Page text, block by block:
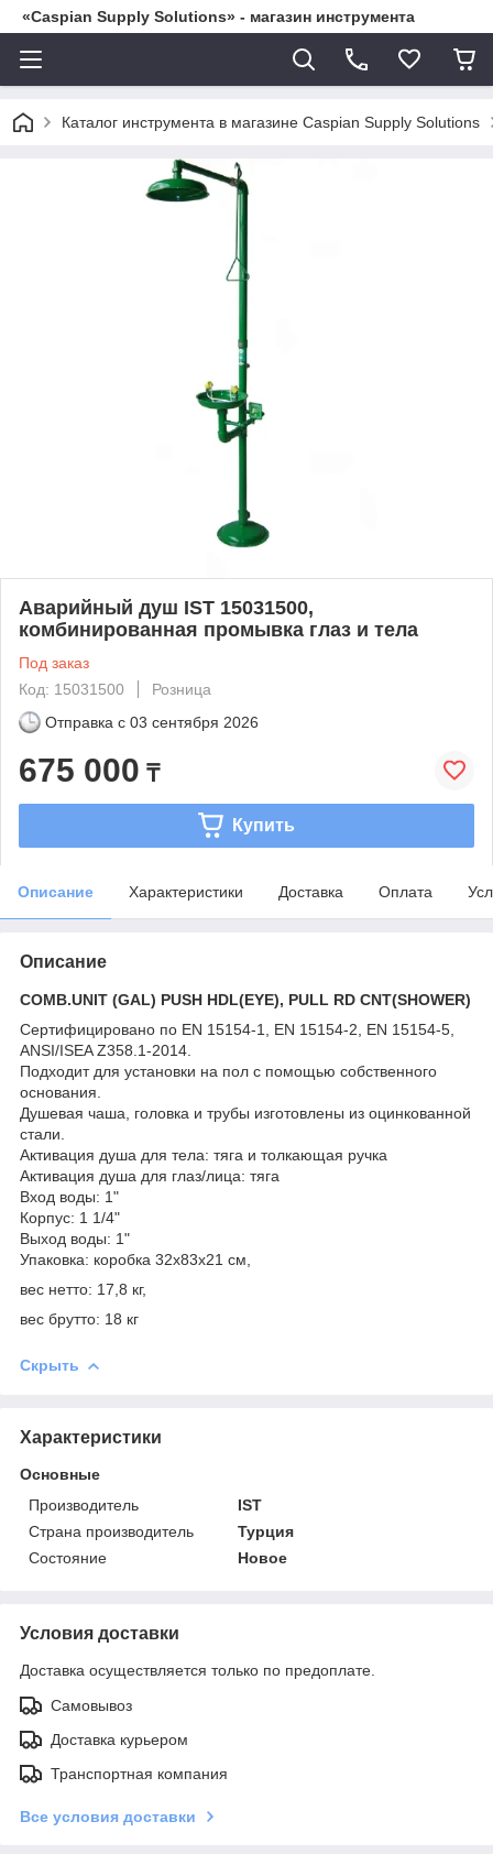
«Caspian Supply Solutions» - магазин инструмента
Каталог инструмента в магазине Caspian Supply Solutions
Аварийный душ IST 15031500,
комбинированная промывка глаз и тела
Под заказ
Код: 15031500
Розница
Отправка с 03 сентября 2026
675 000 ₸
Купить
Описание Характеристики Доставка Оплата
Описание
COMB.UNIT (GAL) PUSH HDL(EYE), PULL RD CNT(SHOWER)
Сертифицировано по EN 15154-1, EN 15154-2, EN 15154-5,
ANSI/ISEA Z358.1-2014.
Подходит для установки на пол с помощью собственного
основания.
Душевая чаша, головка и трубы изготовлены из оцинкованной
стали.
Активация душа для тела: тяга и толкающая ручка
Активация душа для глаз/лица: тяга
Вход воды: 1"
Корпус: 1 1/4"
Выход воды: 1"
Упаковка: коробка 32x83x21 см,
вес нетто: 17,8 кг,
вес брутто: 18 кг
Скрыть
Характеристики
Основные
Производитель
IST
Страна производитель
Турция
Состояние
Новое
Условия доставки
Доставка осуществляется только по предоплате.
Самовывоз
Доставка курьером
Транспортная компания
Все условия доставки